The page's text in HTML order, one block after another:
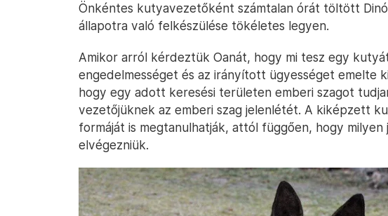
Önkéntes kutyavezetőként számtalan órát töltött
állapotra való felkészülése tökéletes legyen.
Amikor arról kérdeztük Oanát, hogy mi tesz egy
engedelmességet és az irányított ügyességet emelte
hogy egy adott keresési területen emberi szagot
vezetőjüknek az emberi szag jelenlétét. A kiképzett
formáját is megtanulhatják, attól függően, hogy
elvégezniük.